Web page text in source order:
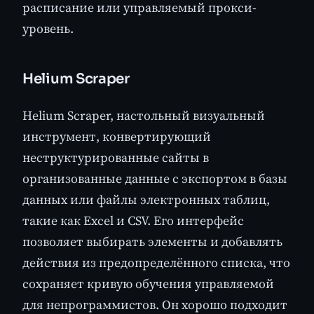
расписание или управляемый прокси-
уровень.
Helium Scraper
Helium Scraper, настольный визуальный
инструмент, конвертирующий
неструктурированные сайты в
организованные данные с экспортом в базы
данных или файлы электронных таблиц,
такие как Excel и CSV. Его интерфейс
позволяет выбирать элементы и добавлять
действия из предопределённого списка, что
сохраняет кривую обучения управляемой
для непрограммистов. Он хорошо подходит